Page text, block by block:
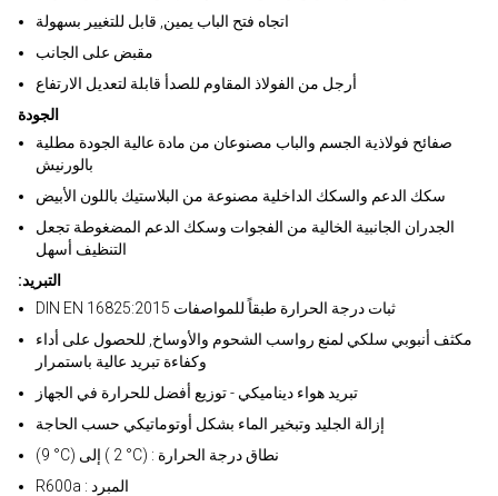
اتجاه فتح الباب يمين, قابل للتغيير بسهولة
مقبض على الجانب
أرجل من الفولاذ المقاوم للصدأ قابلة لتعديل الارتفاع
الجودة
صفائح فولاذية الجسم والباب مصنوعان من مادة عالية الجودة مطلية
بالورنيش
سكك الدعم والسكك الداخلية مصنوعة من البلاستيك باللون الأبيض
الجدران الجانبية الخالية من الفجوات وسكك الدعم المضغوطة تجعل
التنظيف أسهل
:التبريد
DIN EN 16825:2015 ثبات درجة الحرارة طبقاً للمواصفات
مكثف أنبوبي سلكي لمنع رواسب الشحوم والأوساخ, للحصول على أداء
وكفاءة تبريد عالية باستمرار
تبريد هواء ديناميكي - توزيع أفضل للحرارة في الجهاز
إزالة الجليد وتبخير الماء بشكل أوتوماتيكي حسب الحاجة
(9 °C) إلى ( 2 °C) : نطاق درجة الحرارة
R600a : المبرد